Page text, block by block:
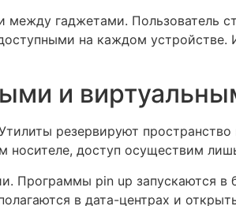
гаджетами. Пользователь
на каждом устройстве.
и
резервируют пространство
доступ осуществим
Программы pin up запускаются в
в дата-центрах и